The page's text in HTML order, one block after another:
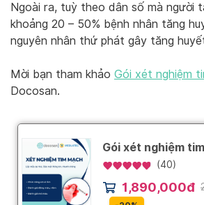
Ngoài ra, tuỳ theo dân số mà người
khoảng 20 – 50% bệnh nhân tăng
nguyên nhân thứ phát gây tăng
Mời bạn tham khảo Gói xét nghiệm
Docosan.